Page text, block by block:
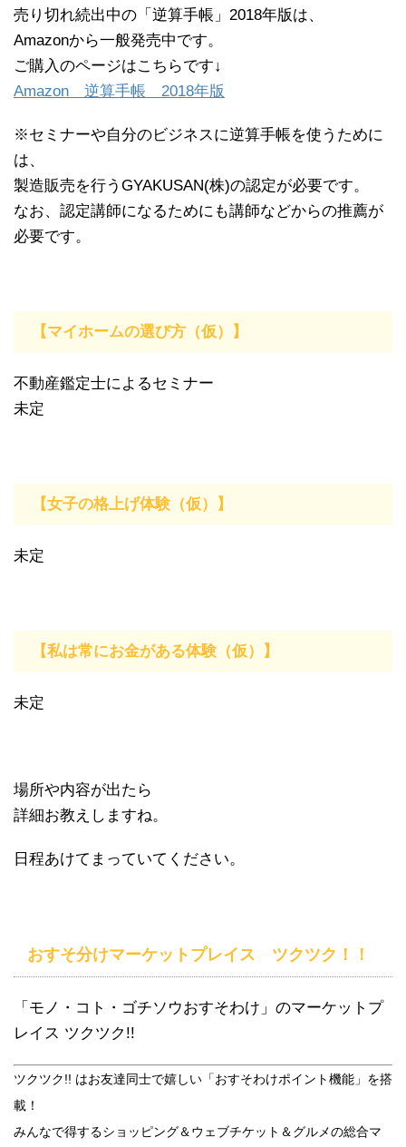
売り切れ続出中の「逆算手帳」2018年版は、
Amazonから一般発売中です。
ご購入のページはこちらです↓
Amazon 逆算手帳 2018年版
※セミナーや自分のビジネスに逆算手帳を使うために
は、
製造販売を行うGYAKUSAN(株)の認定が必要です。
なお、認定講師になるためにも講師などからの推薦が
必要です。
【マイホームの選び方（仮）】
不動産鑑定士によるセミナー
未定
【女子の格上げ体験（仮）】
未定
【私は常にお金がある体験（仮）】
未定
場所や内容が出たら
詳細お教えしますね。
日程あけてまっていてください。
おすそ分けマーケットプレイス ツクツク！！
「モノ・コト・ゴチソウおすそわけ」のマーケットプ
レイス ツクツク!!
ツクツク!! はお友達同士で嬉しい「おすそわけポイント機能」を搭
載！
みんなで得するショッピング＆ウェブチケット＆グルメの総合マ